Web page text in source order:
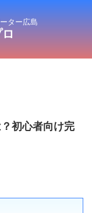
ター広島
初心者向け完